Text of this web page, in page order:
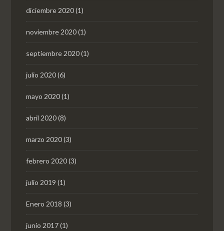
diciembre 2020(1)
noviembre 2020(1)
septiembre 2020(1)
julio 2020(6)
mayo 2020(1)
abril 2020(8)
marzo 2020(3)
febrero 2020(3)
julio 2019 (1)
Enero 2018 (3)
junio 2017(1)